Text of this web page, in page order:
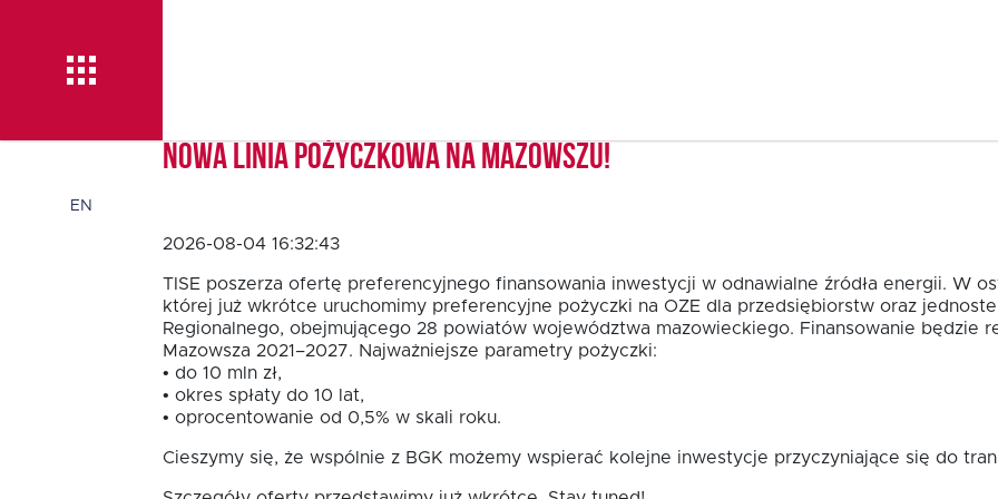
O TISE
Dlaczego TISE?
Pożyczka rozwojowa
TISE – NOWOŚĆ!
EN
Nowa linia pożyczkowa na Mazowszu!
2026-08-04 16:32:43
TISE poszerza ofertę preferencyjnego finansowania inwestycji w odnawialne źródła energii. W
której już wkrótce uruchomimy preferencyjne pożyczki na OZE dla przedsiębiorstw oraz
Regionalnego, obejmującego 28 powiatów województwa mazowieckiego. Finansowanie będzie
Mazowsza 2021–2027. Najważniejsze parametry pożyczki:
• do 10 mln zł,
• okres spłaty do 10 lat,
• oprocentowanie od 0,5% w skali roku.
Cieszymy się, że wspólnie z BGK możemy wspierać kolejne inwestycje przyczyniające się do